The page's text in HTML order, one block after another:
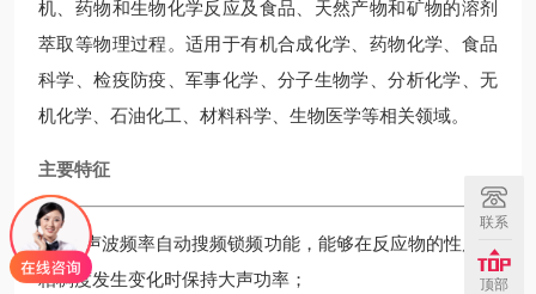
机、药物和生物化学反应及食品、天然产物和矿物的溶剂
萃取等物理过程。适用于有机合成化学、药物化学、食品
科学、检疫防疫、军事化学、分子生物学、分析化学、无
机化学、石油化工、材料科学、生物医学等相关领域。
主要特征
1、超声波频率自动搜频锁频功能，能够在反应物的性质和
粘稠度发生变化时保持大声功率；
联系
顶部